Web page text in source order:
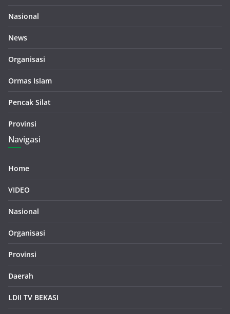
Nasional
News
Organisasi
Ormas Islam
Pencak Silat
Provinsi
Navigasi
Home
VIDEO
Nasional
Organisasi
Provinsi
Daerah
LDII TV BEKASI